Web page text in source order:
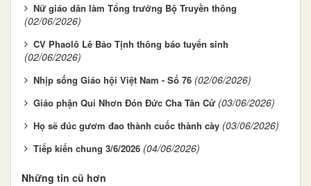
Nữ giáo dân làm Tổng trưởng Bộ Truyền thông
(02/06/2026)
CV Phaolô Lê Bảo Tịnh thông báo tuyển sinh
(02/06/2026)
Nhịp sống Giáo hội Việt Nam - Số 76 (02/06/2026)
Giáo phận Qui Nhơn Đón Đức Cha Tân Cử (03/06/2026)
Họ sẽ đúc gươm đao thành cuốc thành cày (03/06/2026)
Tiếp kiến chung 3/6/2026 (04/06/2026)
Những tin cũ hơn